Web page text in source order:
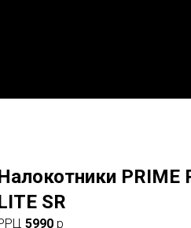
PRIME
SR
5990 р